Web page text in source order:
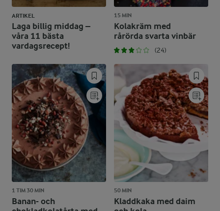
ARTIKEL
Laga billig middag –
våra 11 bästa
vardagsrecept!
15 MIN
Kolakräm med
rårörda svarta vinbär
(24)
1 TIM 30 MIN
Banan- och
50 MIN
Kladdkaka med daim